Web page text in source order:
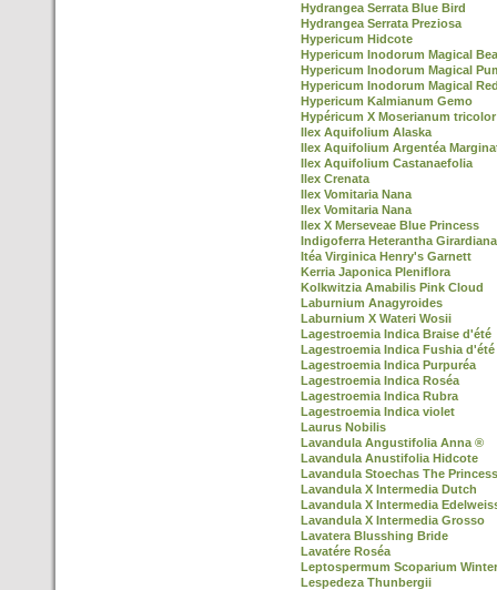
Hydrangea Serrata Blue Bird
Hydrangea Serrata Preziosa
Hypericum Hidcote
Hypericum Inodorum Magical
Hypericum Inodorum Magical
Hypericum Inodorum Magical
Hypericum Kalmianum Gemo
Hypéricum X Moserianum tricolor
Ilex Aquifolium Alaska
Ilex Aquifolium Argentéa
Ilex Aquifolium Castanaefolia
Ilex Crenata
Ilex Vomitaria Nana
Ilex Vomitaria Nana
Ilex X Merseveae Blue Princess
Indigoferra Heterantha Girardiana
Itéa Virginica Henry's Garnett
Kerria Japonica Pleniflora
Kolkwitzia Amabilis Pink Cloud
Laburnium Anagyroides
Laburnium X Wateri Wosii
Lagestroemia Indica Braise d'été
Lagestroemia Indica Fushia d'été
Lagestroemia Indica Purpuréa
Lagestroemia Indica Roséa
Lagestroemia Indica Rubra
Lagestroemia Indica violet
Laurus Nobilis
Lavandula Angustifolia Anna ®
Lavandula Anustifolia Hidcote
Lavandula Stoechas The
Lavandula X Intermedia Dutch
Lavandula X Intermedia
Lavandula X Intermedia Grosso
Lavatera Blusshing Bride
Lavatére Roséa
Leptospermum Scoparium
Lespedeza Thunbergii